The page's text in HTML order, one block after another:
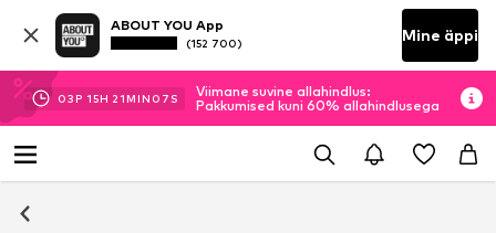
ABOUT YOU App
(152 700) Mine äppi
03P 15H 21MIN 07 S
Viimane suvine allahindlus:
Pakkumised kuni 60% allahindlusega